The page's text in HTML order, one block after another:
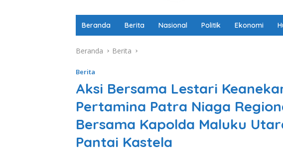
Beranda Berita Nasional Politik Ekonomi
Beranda Berita
Berita
Aksi Bersama Lestari
Pertamina Patra Niaga
Bersama Kapolda Maluku
Pantai Kastela